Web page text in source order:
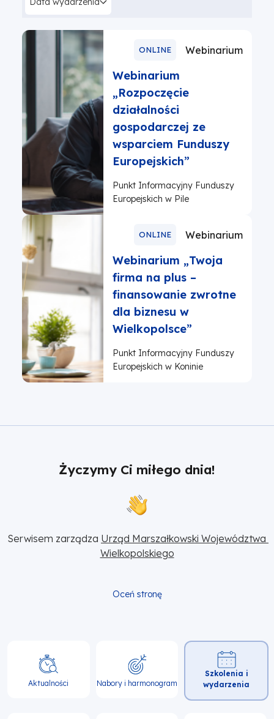
ONLINE Webinarium
Webinarium
„Rozpoczęcie
działalności
gospodarczej ze
wsparciem Funduszy
Europejskich”
Punkt Informacyjny Funduszy
Europejskich w Pile
ONLINE Webinarium
Webinarium „Twoja
firma na plus –
finansowanie zwrotne
dla biznesu w
Wielkopolsce”
Punkt Informacyjny Funduszy
Europejskich w Koninie
Życzymy Ci miłego dnia!
Serwisem zarządza Urząd Marszałkowski Województwa
Wielkopolskiego
Oceń stronę
Główna
nawigacja
Aktualności Nabory i harmonogram
Szkolenia i
wydarzenia